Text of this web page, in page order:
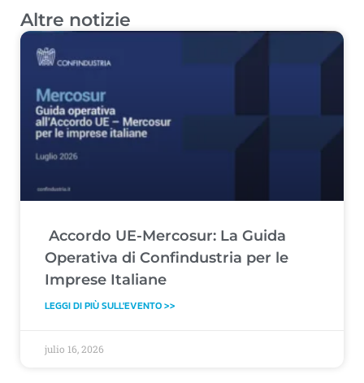
Altre notizie
Accordo UE-Mercosur: La Guida
Operativa di Confindustria per le
Imprese Italiane
LEGGI DI PIÙ SULL'EVENTO >>
julio 16, 2026